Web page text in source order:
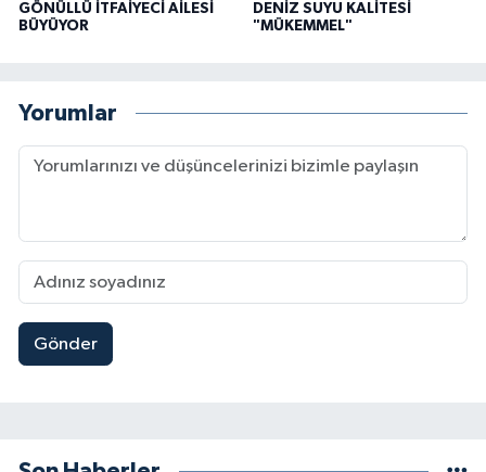
GÖNÜLLÜ İTFAİYECİ AİLESİ
BÜYÜYOR
DENİZ SUYU KALİTESİ
"MÜKEMMEL"
Yorumlar
Gönder